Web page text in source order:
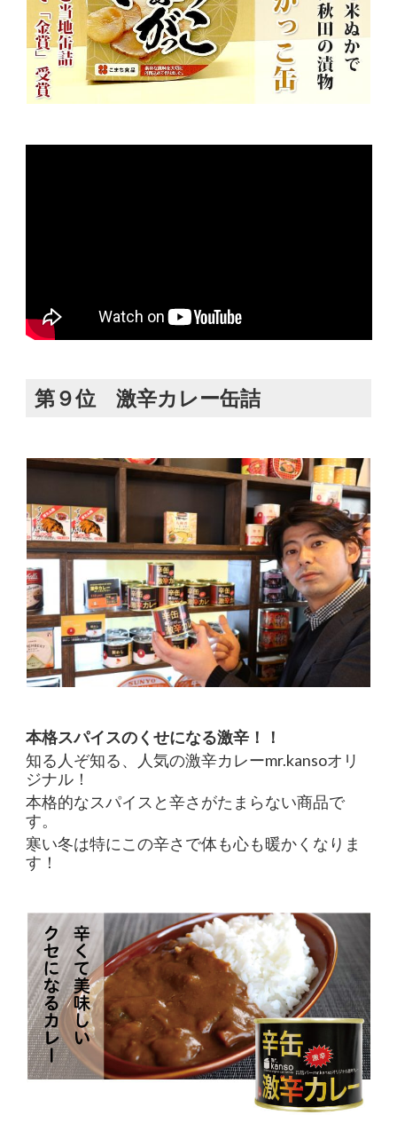
第９位 激辛カレー缶詰
本格スパイスのくせになる激辛！！
知る人ぞ知る、人気の激辛カレーmr.kansoオリ
ジナル！
本格的なスパイスと辛さがたまらない商品で
す。
寒い冬は特にこの辛さで体も心も暖かくなりま
す！